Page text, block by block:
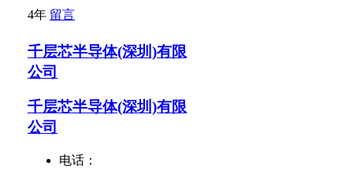
4年 留言
千层芯半导体(深圳)有限
公司
千层芯半导体(深圳)有限
公司
电话：